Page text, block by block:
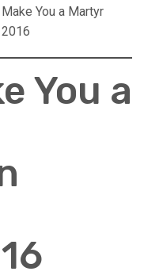
You a Martyr
You a